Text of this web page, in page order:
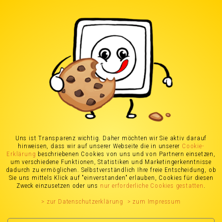
Uns ist Transparenz wichtig. Daher möchten wir Sie aktiv darauf
hinweisen, dass wir auf unserer Webseite die in unserer Cookie-
Erklärung beschriebenen Cookies von uns und von Partnern einsetzen,
um verschiedene Funktionen, Statistiken und Marketingerkenntnisse
dadurch zu ermöglichen. Selbstverständlich Ihre freie Entscheidung, ob
Sie uns mittels Klick auf "einverstanden" erlauben, Cookies für diesen
Zweck einzusetzen oder uns nur erforderliche Cookies gestatten .
> zur Datenschutzerklärung > zum Impressum
Deine Chance
Du kreierst Partnerschaften und hilfst damit ein
kostenfreies Produkt, welches unsere Kund*innen
tatsächlich lieben im Markt zu stärken. In
besonderen Team, das überzeugt ist von